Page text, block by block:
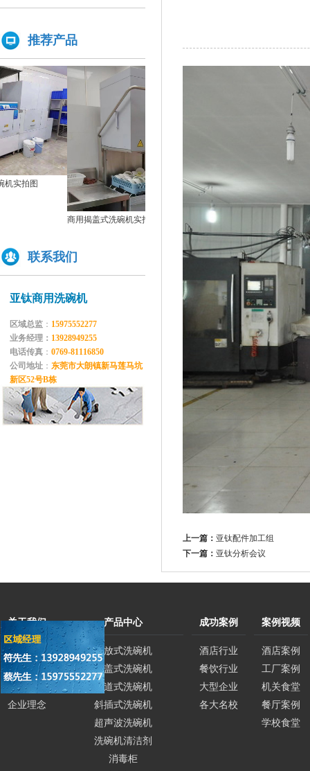
学校食堂采购洗碗机的必要性分析
为什么要选择国产品牌的洗碗机?
洗碗机比手洗更卫生？更节水？更高效？
你们学校还没有用上学校食堂洗碗机吗？
原来洗碗机还能洗菜洗龙虾！
如何正确的使用商用洗碗机确保清洗效果？
为什么不能贪便宜买低价的洗碗机
亚钛洗碗机参展第三十三届上海国际酒店及餐饮业博览会
高效稳定且具潜力的创业选择：洗碗机
全自动洗碗机：清洗新革命，降本增效
商用洗碗机开机关机操作流程及不合适洗那些餐具
亚钛洗碗机参展第三十三届上海国际酒店及餐饮业博览会
学校食堂采购洗碗机的必要性分析
为什么要选择国产品牌的洗碗机?
你们学校还没有用上学校食堂洗碗机吗？
推荐产品
商用揭盖式洗碗机实拍图
联系我们
亚钛商用洗碗机
区域总监 ： 15975552277
业务经理： 13928949255
电话传真 ： 0769-81116850
公司地址 ： 东莞市大朗镇新马莲马坑
新区52号B栋
上一篇： 亚钛配件加工组
下一篇： 亚钛分析会议
关于我们 产品中心 成功案例 案例视频
公司简介
企业荣誉
企业文化
企业理念
平放式洗碗机
揭盖式洗碗机
通道式洗碗机
斜插式洗碗机
超声波洗碗机
洗碗机清洁剂
消毒柜
酒店行业
餐饮行业
大型企业
各大名校
酒店案例
工厂案例
机关食堂
餐厅案例
学校食堂